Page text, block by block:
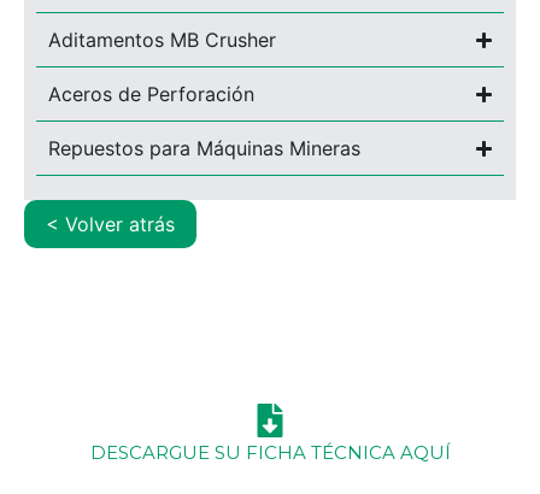
Aditamentos MB Crusher
Aceros de Perforación
Repuestos para Máquinas Mineras
<MAQUINARIA
SUBTERRÁNEA
DESCARGUE SU FICHA TÉCNICA AQUÍ